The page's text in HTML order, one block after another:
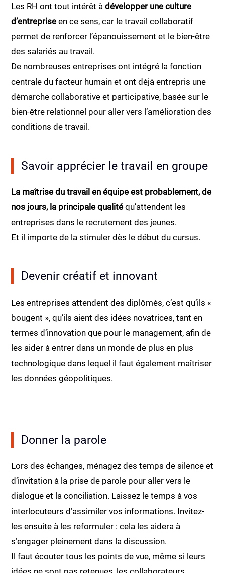
Les RH ont tout intérêt àdévelopper une culture
d’entrepriseen ce sens, car le travail collaboratif
permet de renforcer l’épanouissement et le bien-être
des salariés au travail.
De nombreuses entreprises ont intégré la fonction
centrale du facteur humain et ont déjà entrepris une
démarche collaborative et participative, basée sur le
bien-être relationnel pour aller vers l’amélioration des
conditions de travail.
Savoir apprécier le travail en groupe
La maîtrise du travail en équipe est probablement, de
nos jours, la principale qualitéqu’attendent les
entreprises dans le recrutement des jeunes.
Et il importe de la stimuler dès le début du cursus.
Devenir créatif et innovant
Les entreprises attendent des diplômés, c’est qu’ils «
bougent », qu’ils aient des idées novatrices, tant en
termes d’innovation que pour le management, afin de
les aider à entrer dans un monde de plus en plus
technologique dans lequel il faut également maîtriser
les données géopolitiques.
Donner la parole
Lors des échanges, ménagez des temps de silence et
d’invitation à la prise de parole pour aller vers le
dialogue et la conciliation. Laissez le temps à vos
interlocuteurs d’assimiler vos informations. Invitez-
les ensuite à les reformuler : cela les aidera à
s’engager pleinement dans la discussion.
Il faut écouter tous les points de vue, même si leurs